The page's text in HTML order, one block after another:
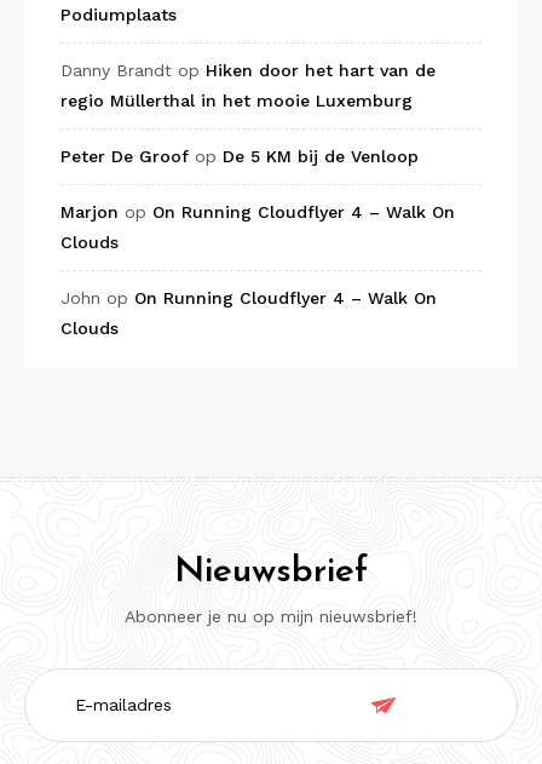
Podiumplaats
Danny Brandt op Hiken door het hart van de
regio Müllerthal in het mooie Luxemburg
Peter De Groof op De 5 KM bij de Venloop
Marjon op On Running Cloudflyer 4 – Walk On
Clouds
John op On Running Cloudflyer 4 – Walk On
Clouds
Nieuwsbrief
Abonneer je nu op mijn nieuwsbrief!
E-
mailadres
